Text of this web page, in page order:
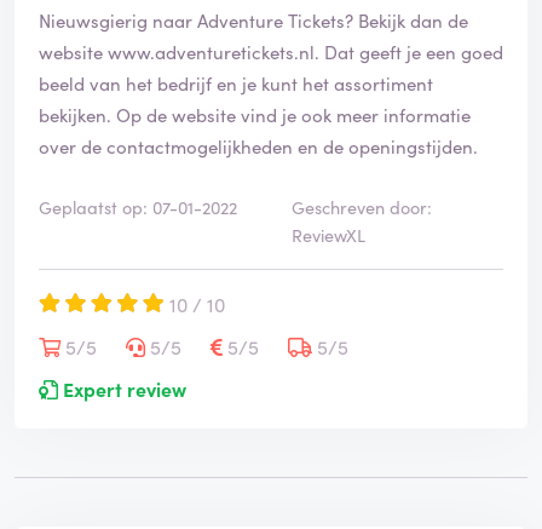
Nieuwsgierig naar Adventure Tickets? Bekijk dan de
websitewww.adventuretickets.nl. Dat geeft je een goed
beeld van het bedrijf en je kunt het assortiment
bekijken. Op de website vind je ook meer informatie
over de contactmogelijkheden en de openingstijden.
Geplaatst op: 07-01-2022
Geschreven door:
ReviewXL
10 / 10
5/5
5/5 5/5
5/5
Expert review